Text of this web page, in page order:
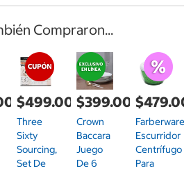
Compraron...
$499.00
Three
Sixty
Sourcing,
Set De
$399.00
Crown
Baccara
Juego
De 6
$479.00
Farberware
Escurridor
Centrífugo
Para